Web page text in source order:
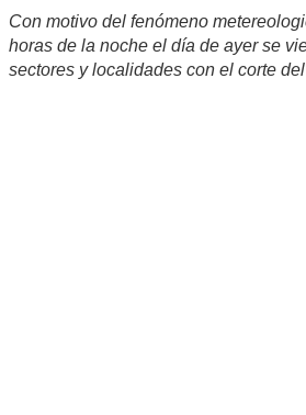
Con motivo del fenómeno
horas de la noche el día de ayer se
sectores y localidades con el corte